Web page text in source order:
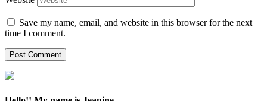
Save my name, email, and website in this browser for the next
time I comment.